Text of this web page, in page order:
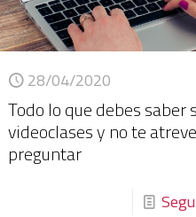
28/04/2020
Todo lo que debes saber
videoclases y no te
preguntar